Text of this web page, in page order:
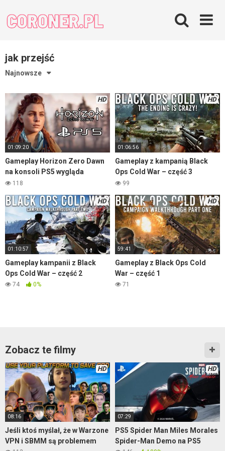
content
jak przejść
Najnowsze
HD
01:09:20
Gameplay Horizon Zero Dawn
na konsoli PS5 wygląda
miodnie
118
HD
01:06:56
Gameplay z kampanią Black
Ops Cold War – część 3
ostatnia
99
HD
01:10:57
Gameplay kampanii z Black
Ops Cold War – część 2
74 0%
HD
59:41
Gameplay z Black Ops Cold
War – część 1
71
Zobacz te filmy
HD
08:16
Jeśli ktoś myślał, że w Warzone
VPN i SBMM są problemem
HD
07:29
PS5 Spider Man Miles Morales
Spider-Man Demo na PS5